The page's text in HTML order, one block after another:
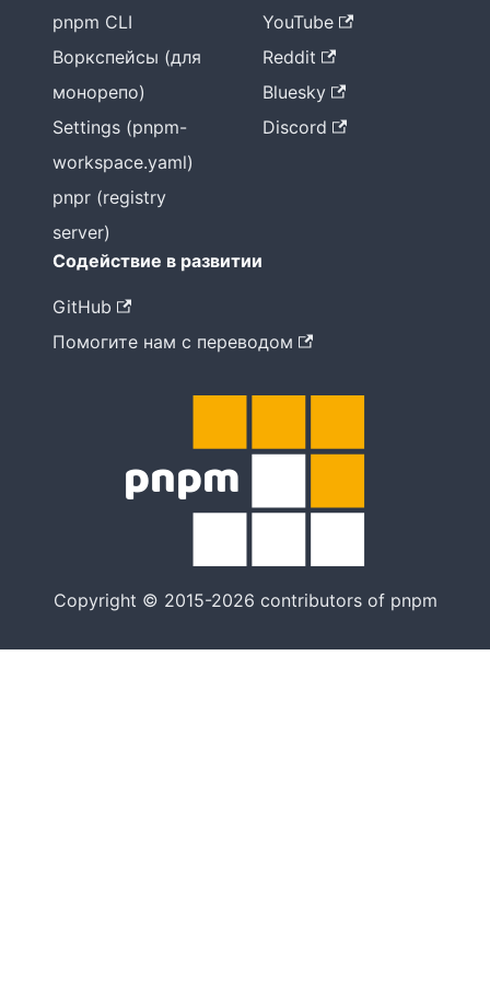
pnpm CLI
Воркспейсы (для
монорепо)
Settings (pnpm-
workspace.yaml)
pnpr (registry
server)
YouTube
Reddit
Bluesky
Discord
Содействие в развитии
GitHub
Помогите нам с переводом
Copyright © 2015-2026 contributors of pnpm